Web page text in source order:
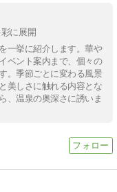
に展開
一挙に紹介します。華や
ベント案内まで、個々の
。季節ごとに変わる風景
美しさに触れる内容とな
、温泉の奥深さに誘いま